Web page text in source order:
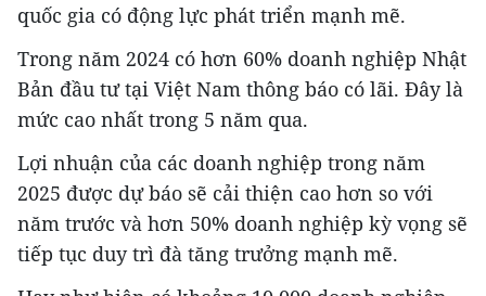
quốc gia có động lực phát triển mạnh mẽ.
Trong năm 2024 có hơn 60% doanh nghiệp Nhật
Bản đầu tư tại Việt Nam thông báo có lãi. Đây là
mức cao nhất trong 5 năm qua.
Lợi nhuận của các doanh nghiệp trong năm
2025 được dự báo sẽ cải thiện cao hơn so với
năm trước và hơn 50% doanh nghiệp kỳ vọng sẽ
tiếp tục duy trì đà tăng trưởng mạnh mẽ.